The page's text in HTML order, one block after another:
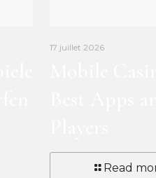
17 juillet 2026
Read